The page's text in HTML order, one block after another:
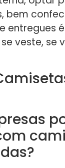
bem
entregues
veste, se